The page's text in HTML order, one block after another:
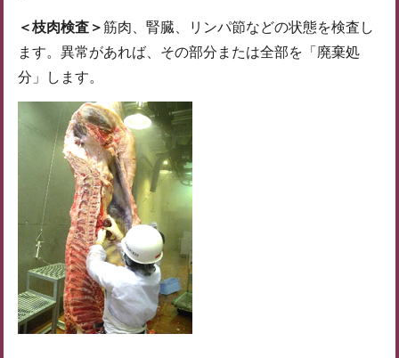
＜枝肉検査＞筋肉、腎臓、リンパ節などの状態を検査し
ます。異常があれば、その部分または全部を「廃棄処
分」します。